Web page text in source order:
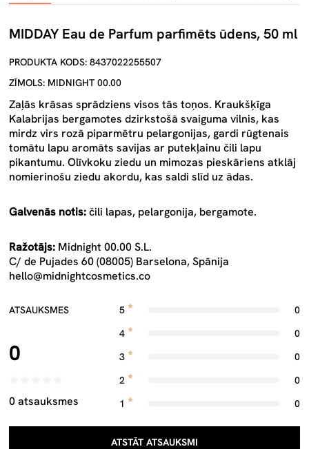
MIDDAY Eau de Parfum parfimēts ūdens, 50 ml
PRODUKTA KODS: 8437022255507
ZĪMOLS: MIDNIGHT 00.00
Zaļās krāsas sprādziens visos tās toņos. Kraukšķīga
Kalabrijas bergamotes dzirkstošā svaiguma vilnis, kas
mirdz virs rozā piparmētru pelargonijas, gardi rūgtenais
tomātu lapu aromāts savijas ar putekļainu čili lapu
pikantumu. Olīvkoku ziedu un mimozas pieskāriens atklāj
nomierinošu ziedu akordu, kas saldi slīd uz ādas.
Galvenās notis:čili lapas, pelargonija, bergamote.
Ražotājs: Midnight 00.00 S.L.
C/ de Pujades 60 (08005) Barselona, Spānija
hello@midnightcosmetics.co
ATSAUKSMES
0
0 atsauksmes
5
0
4
0
3
0
2
0
1
0
ATSTĀT ATSAUKSMI